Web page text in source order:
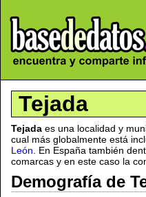
Tejada
Tejada es una localidad y
cual más globalmente está
León . En España también
comarcas y en este caso la
Demografía de